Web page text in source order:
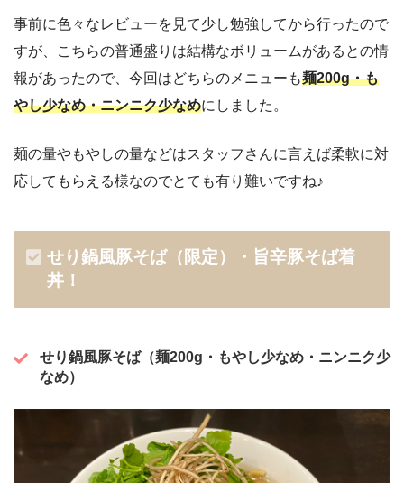
事前に色々なレビューを見て少し勉強してから行ったので
すが、こちらの普通盛りは結構なボリュームがあるとの情
報があったので、今回はどちらのメニューも麺200g・も
やし少なめ・ニンニク少なめにしました。
麺の量やもやしの量などはスタッフさんに言えば柔軟に対
応してもらえる様なのでとても有り難いですね♪
せり鍋風豚そば（限定）・旨辛豚そば着
丼！
せり鍋風豚そば（麺200g・もやし少なめ・ニンニク少
なめ）